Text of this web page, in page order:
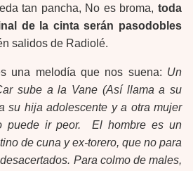
tan pancha, No es broma, toda
de la cinta serán pasodobles
salidos de Radiolé.
una melodía que nos suena: Un
sube a la Vane (Así llama a su
su hija adolescente y a otra mujer
puede ir peor. El hombre es un
de cuna y ex-torero, que no para
Para colmo de males,